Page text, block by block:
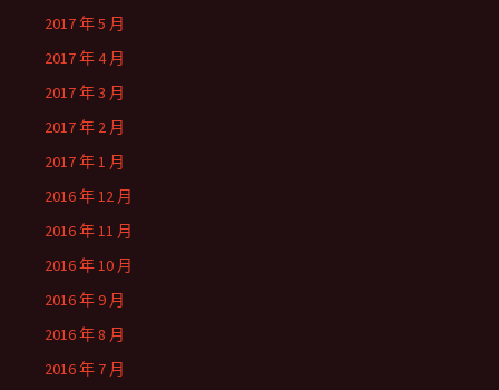
2017 年 5 月
2017 年 4 月
2017 年 3 月
2017 年 2 月
2017 年 1 月
2016 年 12 月
2016 年 11 月
2016 年 10 月
2016 年 9 月
2016 年 8 月
2016 年 7 月